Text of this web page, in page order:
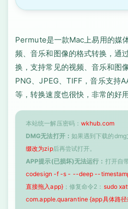
Permute是一款Mac上易用的媒
频、音乐和图像的格式转换，通
换，支持常见的视频、音乐和图
PNG、JPEG、TIFF，音乐支持
等，转换速度也很快，非常的好
本站统一解压密码： wkhub.com
DMG无法打开： 如果遇到下载的
缀改为zip后再尝试打开。
APP提示(已损坏)无法运行： 打开自
codesign -f -s - --deep --
直接拖入app}；修复命令2： sudo
com.apple.quarantine {app具体路